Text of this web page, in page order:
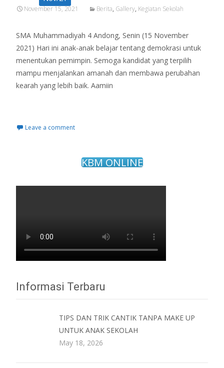
November 15, 2021 Berita, Gallery, Kegiatan Sekolah
SMA Muhammadiyah 4 Andong, Senin (15 November
2021) Hari ini anak-anak belajar tentang demokrasi untuk
menentukan pemimpin. Semoga kandidat yang terpilih
mampu menjalankan amanah dan membawa perubahan
kearah yang lebih baik. Aamiin
Leave a comment
KBM ONLINE
Informasi Terbaru
TIPS DAN TRIK CANTIK TANPA MAKE UP
UNTUK ANAK SEKOLAH
May 18, 2026